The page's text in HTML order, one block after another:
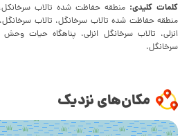
کلمات کلیدی: منطقه حفاظت شده تالاب
منطقه حفاظت شده تالاب سرخانگل، تالاب
انزلی، تالاب سرخانگل انزلی، پناهگاه حیات
سرخانگل،
مکان‌های نزدیک